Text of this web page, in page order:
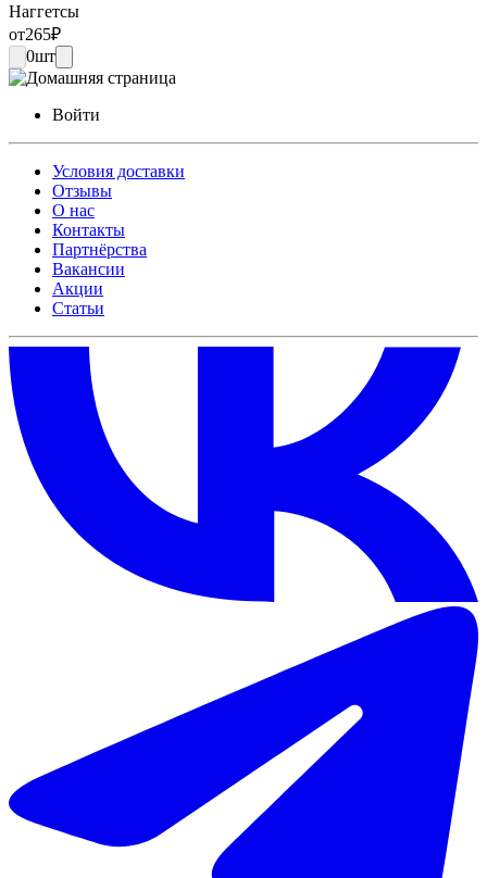
Наггетсы
от265₽
0шт
Войти
Условия доставки
Отзывы
О нас
Контакты
Партнёрства
Вакансии
Акции
Статьи